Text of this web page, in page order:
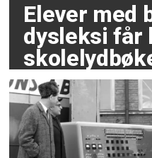
Elever med
dysleksi får